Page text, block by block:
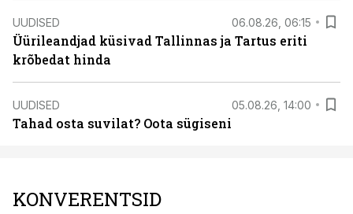
UUDISED 06.08.26, 06:15
Üürileandjad küsivad Tallinnas ja Tartus eriti
krõbedat hinda
UUDISED 05.08.26, 14:00
Tahad osta suvilat? Oota sügiseni
KONVERENTSID